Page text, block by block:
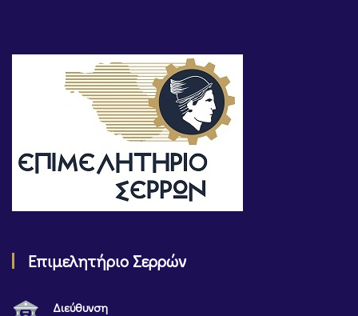
Επιμελητήριο Σερρών
Διεύθυνση